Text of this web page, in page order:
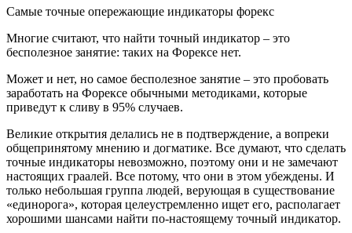
Самые точные опережающие индикаторы форекс
Многие считают, что найти точный индикатор – это
бесполезное занятие: таких на Форексе нет.
Может и нет, но самое бесполезное занятие – это пробовать
заработать на Форексе обычными методиками, которые
приведут к сливу в 95% случаев.
Великие открытия делались не в подтверждение, а вопреки
общепринятому мнению и догматике. Все думают, что сделать
точные индикаторы невозможно, поэтому они и не замечают
настоящих граалей. Все потому, что они в этом убеждены. И
только небольшая группа людей, верующая в существование
«единорога», которая целеустремленно ищет его, располагает
хорошими шансами найти по-настоящему точный индикатор.